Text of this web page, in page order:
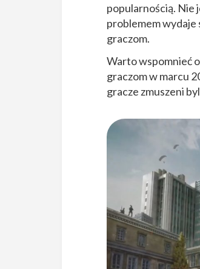
popularnością. Nie
problemem wydaje
graczom.
Warto wspomnieć
graczom w marcu
gracze zmuszeni